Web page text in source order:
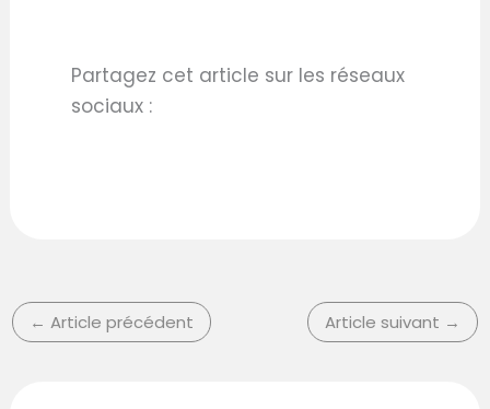
Partagez cet article sur les réseaux
sociaux :
← Article précédent Article suivant →